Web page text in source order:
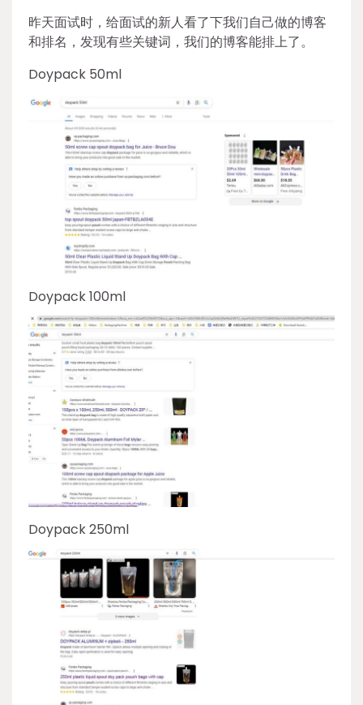
昨天面试时，给面试的新人看了下我们自己做的博客
和排名，发现有些关键词，我们的博客能排上了。
Doypack 50ml
Doypack 100ml
Doypack 250ml